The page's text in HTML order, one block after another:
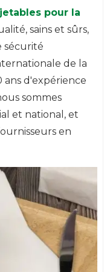
pour la
sains et sûrs,
sécurité
de la
ans d'expérience
sommes
et national, et
en